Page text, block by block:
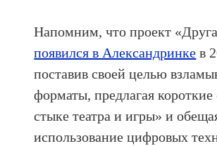
Напомним, что проект
появился в Александринке в
поставив своей целью
форматы, предлагая короткие
стыке театра и игры» и
использование цифровых